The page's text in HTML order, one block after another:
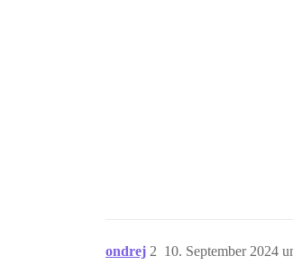
ondrej 10. September 2024
2